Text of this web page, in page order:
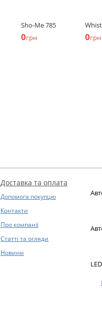
Sho-Me 785
0грн 0грн
Доставка та оплата
Допомога покупцю
Контакти
Про компанії
Статті та огляди
Новини